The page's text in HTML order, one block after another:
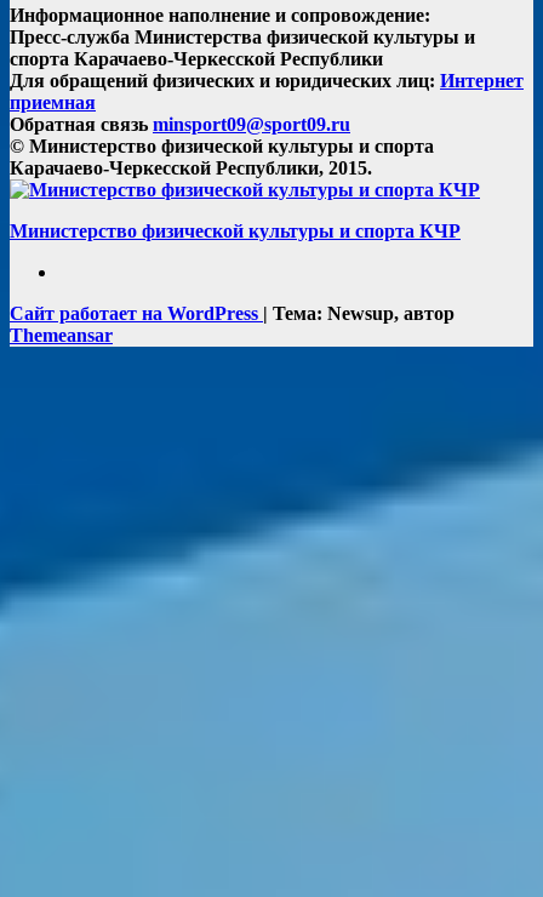
Информационное наполнение и сопровождение:
Пресс-служба Министерства физической культуры и
спорта Карачаево-Черкесской Республики
Для обращений физических и юридических лиц: Интернет
приемная
Обратная связь minsport09@sport09.ru
© Министерство физической культуры и спорта
Карачаево-Черкесской Республики, 2015.
Министерство физической культуры и спорта КЧР
Сайт работает на WordPress | Тема: Newsup, автор
Themeansar